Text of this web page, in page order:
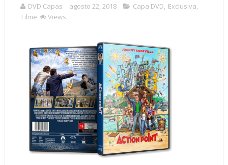
DVD Capas agosto 22, 2018 Capa DVD, Exclusiva,
Filme
Views